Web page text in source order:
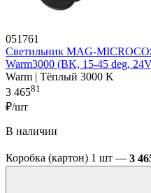
051761
Светильник MAG-
Warm3000 (BK, 15-45 deg,
Warm | Тёплый 3000 K
3 46581
₽/шт
В наличии
Коробка (картон) 1 шт — 3